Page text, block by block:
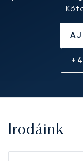
Irodáink